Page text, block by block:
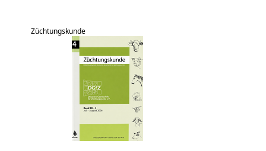
Züchtungskunde